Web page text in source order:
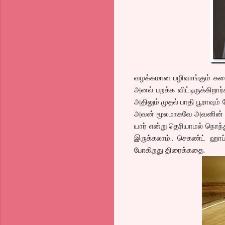
வழக்கமான பழிவாங்கும்
அனல் பறக்க
அதிலும் முதல் பாதி
அவன் மூலமாகவே அவனின்
யார் என்று தெரியாமல்
இருக்கலாம்.. செகண்ட்
போகிறது திரைக்கதை.